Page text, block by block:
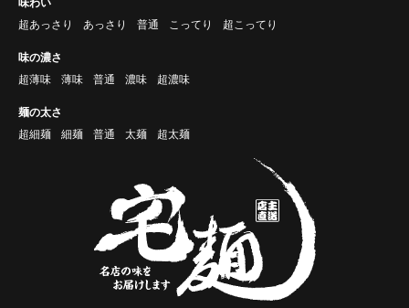
味わい
超あっさり
あっさり 普通 こってり 超こってり
味の濃さ
超薄味
薄味 普通 濃味 超濃味
麺の太さ
超細麺
細麺 普通 太麺 超太麺